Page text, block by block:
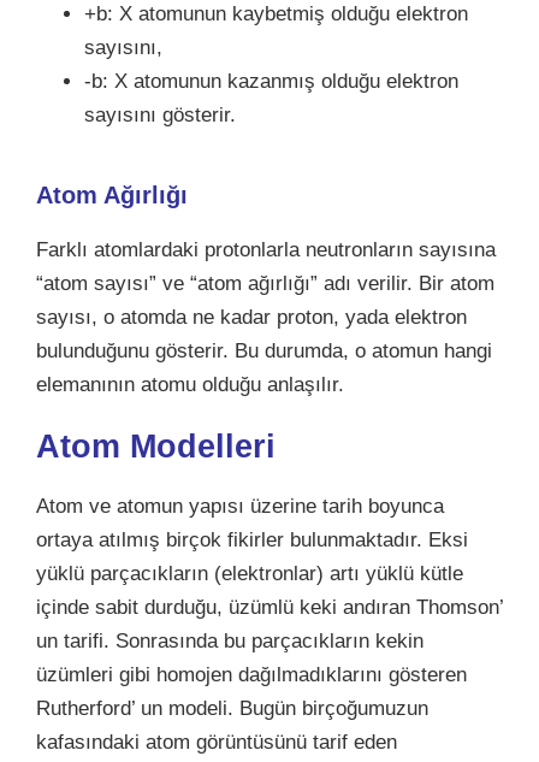
+b: X atomunun kaybetmiş olduğu elektron
sayısını,
-b: X atomunun kazanmış olduğu elektron
sayısını gösterir.
Atom Ağırlığı
Farklı atomlardaki protonlarla neutronların sayısına
“atom sayısı” ve “atom ağırlığı” adı verilir. Bir atom
sayısı, o atomda ne kadar proton, yada elektron
bulunduğunu gösterir. Bu durumda, o atomun hangi
elemanının atomu olduğu anlaşılır.
Atom Modelleri
Atom ve atomun yapısı üzerine tarih boyunca
ortaya atılmış birçok fikirler bulunmaktadır. Eksi
yüklü parçacıkların (elektronlar) artı yüklü kütle
içinde sabit durduğu, üzümlü keki andıran Thomson’
un tarifi. Sonrasında bu parçacıkların kekin
üzümleri gibi homojen dağılmadıklarını gösteren
Rutherford’ un modeli. Bugün birçoğumuzun
kafasındaki atom görüntüsünü tarif eden